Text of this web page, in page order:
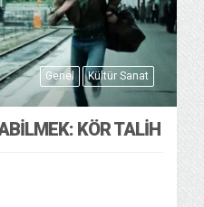
Genel Kültür Sanat
KÖR TALIH